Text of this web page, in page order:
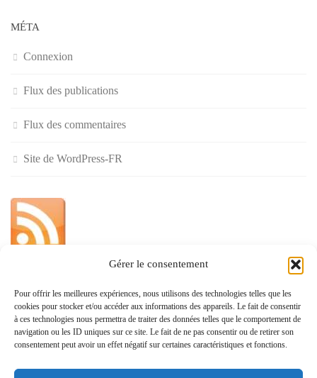
Gérer le consentement
Pour offrir les meilleures expériences, nous utilisons des technologies telles que les
cookies pour stocker et/ou accéder aux informations des appareils. Le fait de consentir
à ces technologies nous permettra de traiter des données telles que le comportement de
navigation ou les ID uniques sur ce site. Le fait de ne pas consentir ou de retirer son
consentement peut avoir un effet négatif sur certaines caractéristiques et fonctions.
MÉTA
Connexion
Flux des publications
Flux des commentaires
Site de WordPress-FR
»
Politique de confidentialité